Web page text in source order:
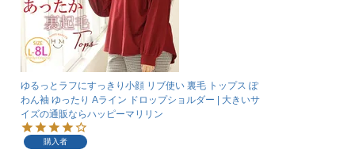
ゆるっとラフにすっきり小顔 リブ使い 裏毛 トップス ぽ
わん袖 ゆったり Aライン ドロップショルダー | 大きいサ
イズの通販ならハッピーマリリン
購入者